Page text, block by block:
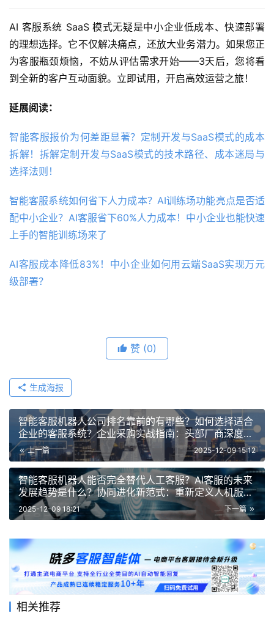
AI 客服系统 SaaS 模式无疑是中小企业低成本、快速部署
的理想选择。它不仅解决痛点，还放大业务潜力。如果您正
为客服瓶颈烦恼，不妨从评估需求开始——3天后，您将看
到全新的客户互动面貌。立即试用，开启高效运营之旅！
延展阅读：
智能客服报价为何差距显著？定制开发与SaaS模式的成本
拆解！拆解定制开发与SaaS模式的技术路径、成本迷局与
选择法则！
智能客服系统如何省下人力成本？AI训练场功能亮点是否适
配中小企业？AI客服省下60%人力成本！中小企业也能快速
上手的智能训练场来了
AI客服成本降低83%！中小企业如何用云端SaaS实现万元
级部署？
赞 (0)
生成海报
智能客服机器人公司排名靠前的有哪些？如何选择适合
企业的客服系统？企业采购实战指南：头部厂商深度解
析，实现需求与系统功能的精准匹配
上一篇 2025-12-09 15:12
智能客服机器人能否完全替代人工客服？AI客服的未来
发展趋势是什么？协同进化新范式：重新定义人机服务
边界，洞见客户服务行业的未来格局
下一篇
2025-12-09 18:21
相关推荐